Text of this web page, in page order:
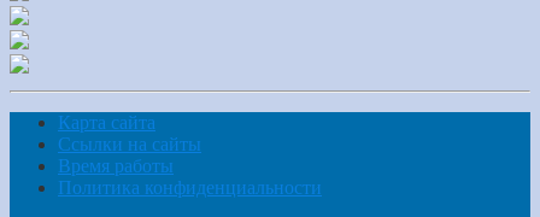
Карта сайта
Ссылки на сайты
Время работы
Политика конфиденциальности